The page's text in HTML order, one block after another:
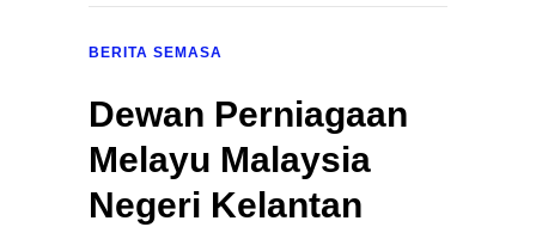
BERITA SEMASA
Dewan Perniagaan
Melayu Malaysia
Negeri Kelantan